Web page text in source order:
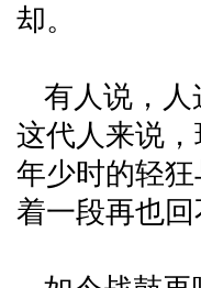
却。
有人说，
这代人来说
年少时的轻
着一段再也